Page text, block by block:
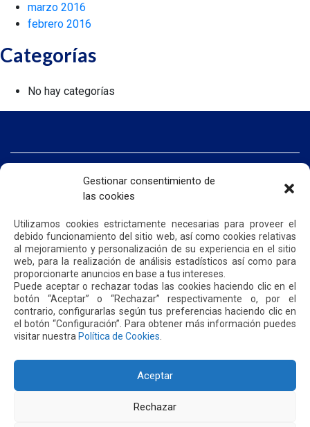
Gestionar consentimiento de
las cookies
Utilizamos cookies estrictamente necesarias para proveer el
debido funcionamiento del sitio web, así como cookies relativas
al mejoramiento y personalización de su experiencia en el sitio
web, para la realización de análisis estadísticos así como para
proporcionarte anuncios en base a tus intereses.
Puede aceptar o rechazar todas las cookies haciendo clic en el
botón “Aceptar” o “Rechazar” respectivamente o, por el
contrario, configurarlas según tus preferencias haciendo clic en
el botón “Configuración”. Para obtener más información puedes
visitar nuestra Política de Cookies
Aceptar
Rechazar
marzo 2016
febrero 2016
Categorías
No hay categorías
SOMOS QUIPORT
SOSTENIBILIDAD
CONTÁCTENOS
POLÍTICA DE PRIVACIDADPOLÍTICA DE COOKIES
Dirección: Parroquia Tababela S/N vía a Yaruquí. Aeropuerto
PBX: +(593 2) 395 4200 / +(593 2) 395 4300